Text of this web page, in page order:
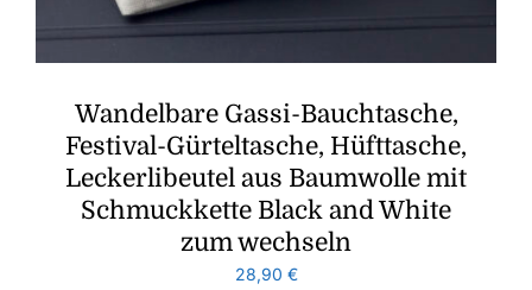
Wandelbare Gassi-Bauchtasche,
Festival-Gürteltasche, Hüfttasche,
Leckerlibeutel aus Baumwolle mit
Schmuckkette Black and White
zum wechseln
28,90 €